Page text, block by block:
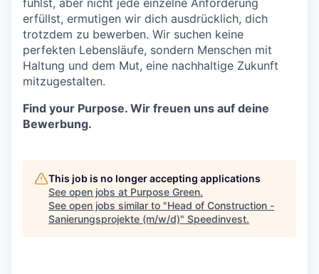
fühlst, aber nicht jede einzelne Anforderung
erfüllst, ermutigen wir dich ausdrücklich, dich
trotzdem zu bewerben. Wir suchen keine
perfekten Lebensläufe, sondern Menschen mit
Haltung und dem Mut, eine nachhaltige Zukunft
mitzugestalten.
Find your Purpose. Wir freuen uns auf deine
Bewerbung.
This job is no longer accepting applications
See open jobs at Purpose Green.
See open jobs similar to "Head of Construction -
Sanierungsprojekte (m/w/d)" Speedinvest.